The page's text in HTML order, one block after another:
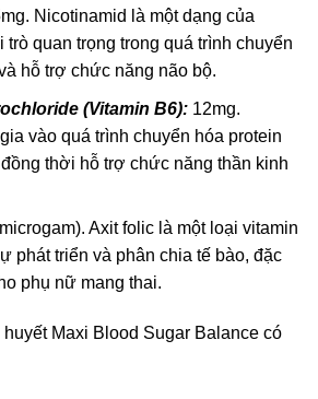
Nicotinamid là một dạng của
trò quan trọng trong quá trình chuyển
hỗ trợ chức năng não bộ.
(Vitamin B6):12mg.
vào quá trình chuyển hóa protein
thời hỗ trợ chức năng thần kinh
Axit folic là một loại vitamin
phát triển và phân chia tế bào, đặc
phụ nữ mang thai.